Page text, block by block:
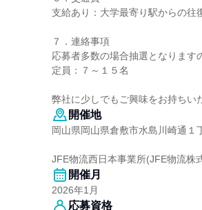
支給あり：大学最寄り駅からの往
７．連絡事項
応募者多数の場合抽選となります
定員：７～１５名
弊社に少しでもご興味をお持ちい
開催地
岡山県岡山県倉敷市水島川崎通１
JFE物流西日本事業所(JFE物流株
開催月
2026年1月
応募資格